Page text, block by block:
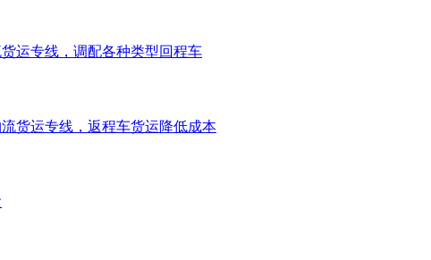
运专线，调配各种类型回程车
货运专线，返程车货运降低成本